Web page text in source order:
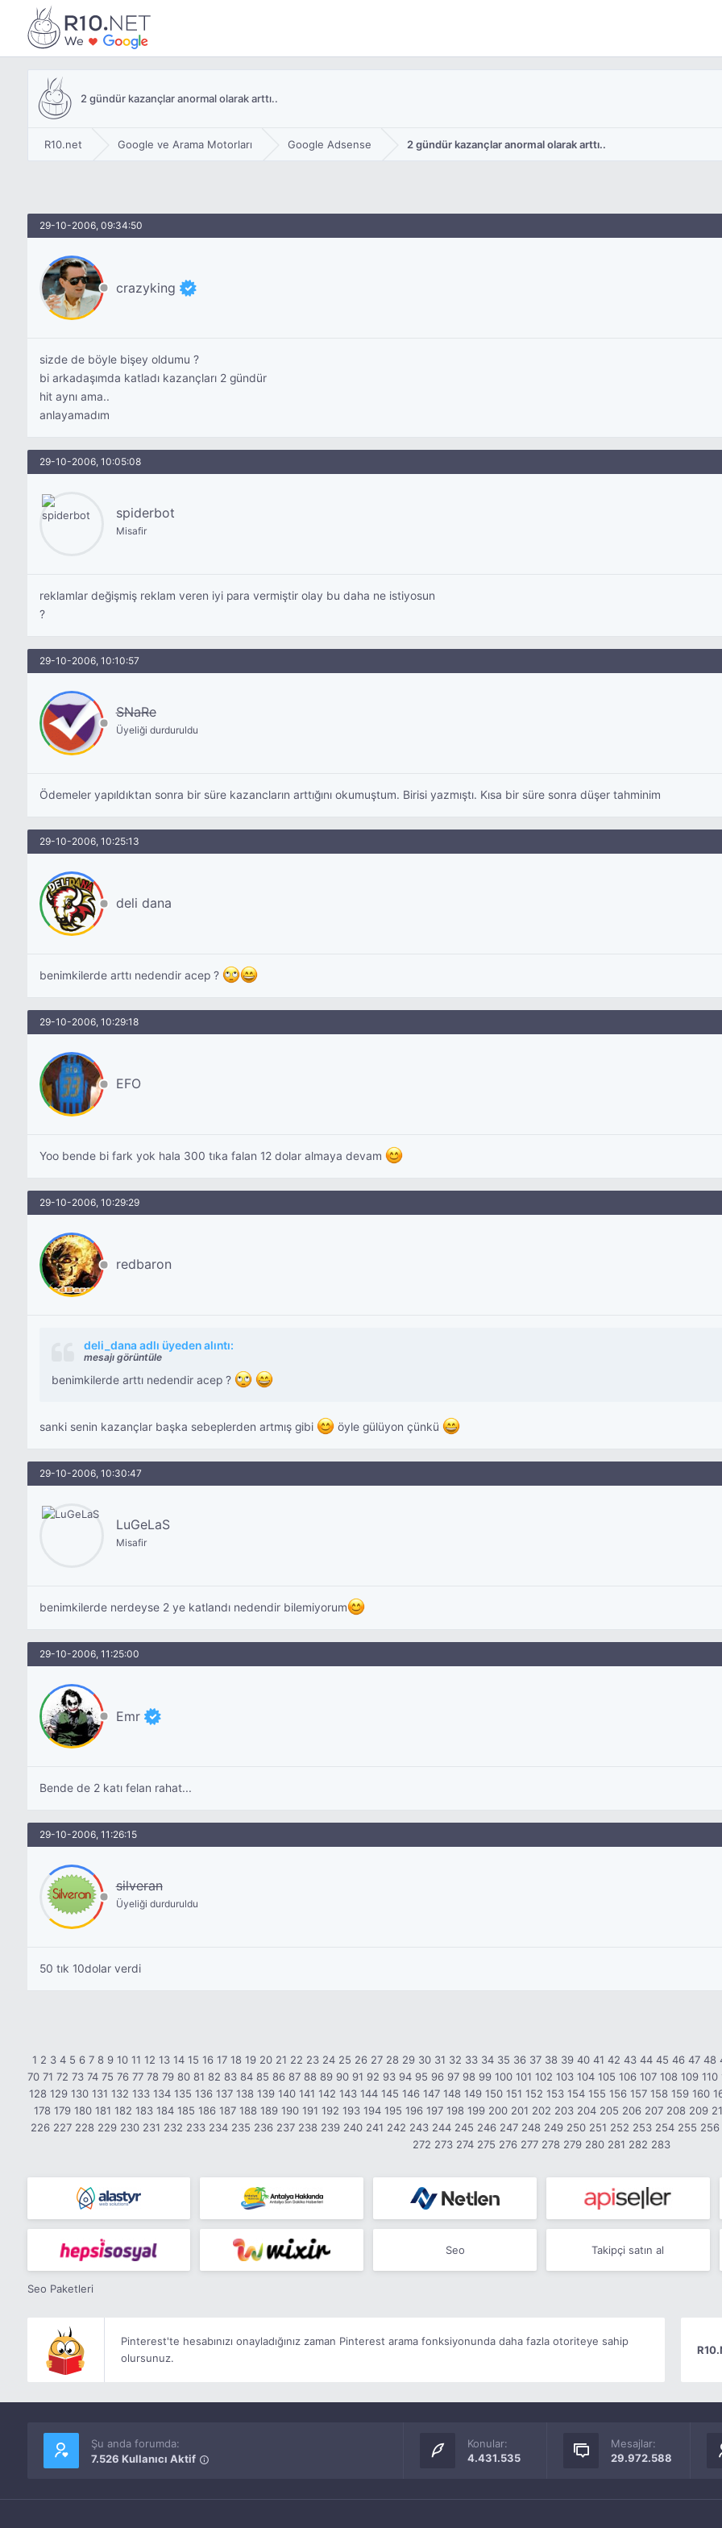
2 gündür kazançlar anormal olarak arttı..
R10.net Google ve Arama Motorları Google Adsense 2 gündür kazançlar anormal olarak arttı..
29-10-2006, 09:34:50
crazyking
sizde de böyle bişey oldumu ?
bi arkadaşımda katladı kazançları 2 gündür
hit aynı ama..
anlayamadım
29-10-2006, 10:05:08
spiderbot
Misafir
reklamlar değişmiş reklam veren iyi para vermiştir olay bu daha ne istiyosun
?
29-10-2006, 10:10:57
SNaRe
Üyeliği durduruldu
Ödemeler yapıldıktan sonra bir süre kazancların arttığını okumuştum. Birisi yazmıştı. Kısa bir süre sonra düşer tahminim
29-10-2006, 10:25:13
deli dana
benimkilerde arttı nedendir acep ?
29-10-2006, 10:29:18
EFO
Yoo bende bi fark yok hala 300 tıka falan 12 dolar almaya devam
29-10-2006, 10:29:29
redbaron
deli_dana adlı üyeden alıntı:
mesajı görüntüle
benimkilerde arttı nedendir acep ?
sanki senin kazançlar başka sebeplerden artmış gibi öyle gülüyon çünkü
29-10-2006, 10:30:47
LuGeLaS
Misafir
benimkilerde nerdeyse 2 ye katlandı nedendir bilemiyorum
29-10-2006, 11:25:00
Emr
Bende de 2 katı felan rahat...
29-10-2006, 11:26:15
silveran
Üyeliği durduruldu
50 tık 10dolar verdi
1 2 3 4 5 6 7 8 9 10 11 12 13 14 15 16 17 18 19 20 21 22 23 24 25 26 27 28 29 30 31 32 33 34 35 36 37 38 39 40 41 42 43 44 45 46 47 48
70 71 72 73 74 75 76 77 78 79 80 81 82 83 84 85 86 87 88 89 90 91 92 93 94 95 96 97 98 99 100 101 102 103 104 105 106 107 108 109 110
128 129 130 131 132 133 134 135 136 137 138 139 140 141 142 143 144 145 146 147 148 149 150 151 152 153 154 155 156 157 158 159 160
178 179 180 181 182 183 184 185 186 187 188 189 190 191 192 193 194 195 196 197 198 199 200 201 202 203 204 205 206 207 208 209
226 227 228 229 230 231 232 233 234 235 236 237 238 239 240 241 242 243 244 245 246 247 248 249 250 251 252 253 254 255 256
272 273 274 275 276 277 278 279 280 281 282 283
Seo Takipçi satın al
Seo Paketleri
Pinterest'te hesabınızı onayladığınız zaman Pinterest arama fonksiyonunda daha fazla otoriteye sahip
olursunuz.
Şu anda forumda:
7.526 Kullanıcı Aktif
Konular:
4.431.535
Mesajlar:
29.972.588